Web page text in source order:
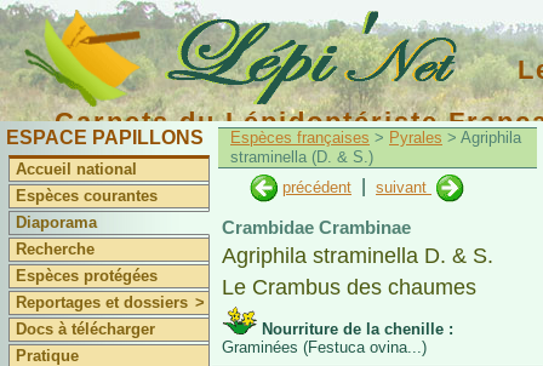
Carnets du Lépidoptériste
ESPACE PAPILLONS
Accueil national
Espèces courantes
Diaporama
Recherche
Espèces protégées
Reportages et dossiers >
Docs à télécharger
Pratique
Espèces françaises > Pyrales > Agriphila
straminella (D. & S.)
précédent
suivant
Crambidae Crambinae
Agriphila straminella D. & S.
Le Crambus des chaumes
Nourriture de la chenille :
Graminées (Festuca ovina...)